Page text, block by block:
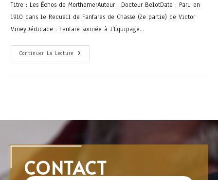
Titre : Les Échos de MorthemerAuteur : Docteur BelotDate : Paru en
1910 dans le Recueil de Fanfares de Chasse (2e partie) de Victor
VineyDédicace : Fanfare sonnée à l'Équipage…
Continuer La Lecture
CONTACT